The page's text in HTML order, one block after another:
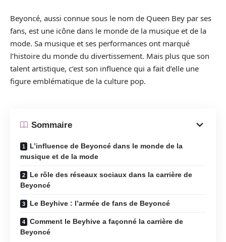
Beyoncé, aussi connue sous le nom de Queen Bey par ses
fans, est une icône dans le monde de la musique et de la
mode. Sa musique et ses performances ont marqué
l’histoire du monde du divertissement. Mais plus que son
talent artistique, c’est son influence qui a fait d’elle une
figure emblématique de la culture pop.
Sommaire
L’influence de Beyoncé dans le monde de la
musique et de la mode
Le rôle des réseaux sociaux dans la carrière de
Beyoncé
Le Beyhive : l’armée de fans de Beyoncé
Comment le Beyhive a façonné la carrière de
Beyoncé